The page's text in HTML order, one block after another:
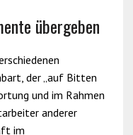
übergeben
der „auf Bitten
und im Rahmen
anderer
im